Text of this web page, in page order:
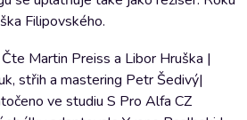
Filipovského.
Martin Preiss a Libor Hruška |
střih a mastering Petr Šedivý|
ve studiu S Pro Alfa CZ